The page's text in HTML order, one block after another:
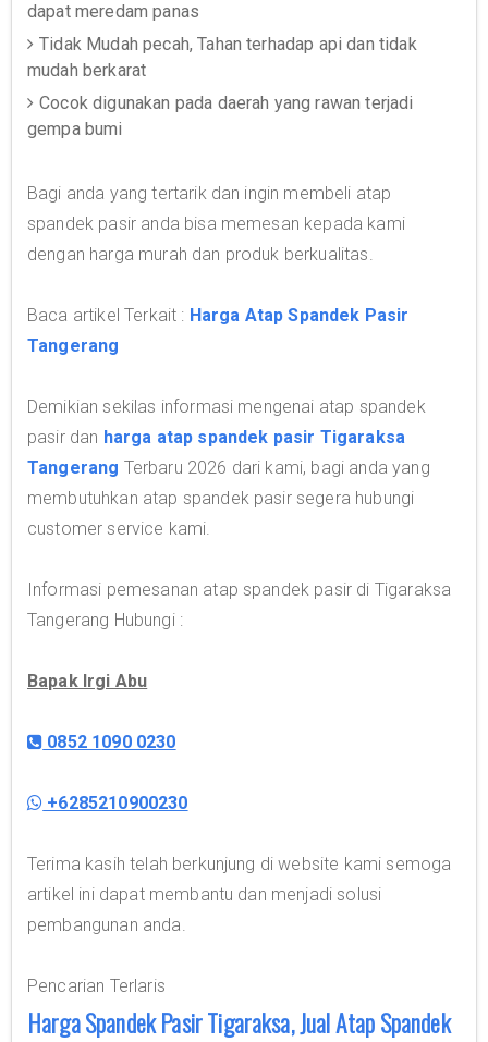
dapat meredam panas
Tidak Mudah pecah, Tahan terhadap api dan tidak
mudah berkarat
Cocok digunakan pada daerah yang rawan terjadi
gempa bumi
Bagi anda yang tertarik dan ingin membeli atap
spandek pasir anda bisa memesan kepada kami
dengan harga murah dan produk berkualitas.
Baca artikel Terkait : Harga Atap Spandek Pasir
Tangerang
Demikian sekilas informasi mengenai atap spandek
pasir dan harga atap spandek pasir Tigaraksa
Tangerang Terbaru 2026 dari kami, bagi anda yang
membutuhkan atap spandek pasir segera hubungi
customer service kami.
Informasi pemesanan atap spandek pasir di Tigaraksa
Tangerang Hubungi :
Bapak Irgi Abu
0852 1090 0230
+6285210900230
Terima kasih telah berkunjung di website kami semoga
artikel ini dapat membantu dan menjadi solusi
pembangunan anda.
Pencarian Terlaris
Harga Spandek Pasir Tigaraksa, Jual Atap Spandek